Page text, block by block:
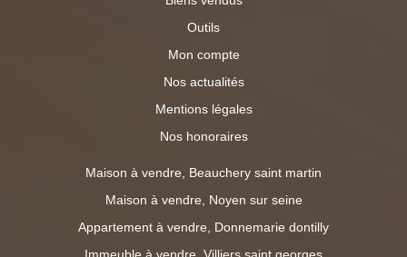
Outils
Mon compte
Nos actualités
Mentions légales
Nos honoraires
Maison à vendre, Beauchery saint martin
Maison à vendre, Noyen sur seine
Appartement à vendre, Donnemarie dontilly